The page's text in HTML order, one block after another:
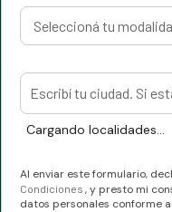
Cargando localidades...
Al enviar este formulario,
Condiciones , y presto mi
datos personales conforme